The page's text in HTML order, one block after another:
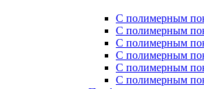
С полимерным
С полимерным
С полимерным
С полимерным
С полимерным
С полимерным